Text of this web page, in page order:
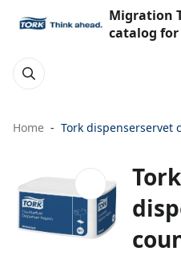
Migration
catalog
Home Tork dispenserservet
Tork